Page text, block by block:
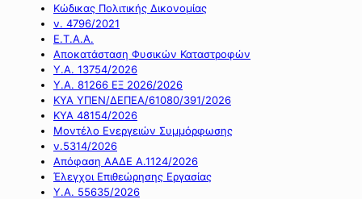
Κώδικας Πολιτικής Δικονομίας
ν. 4796/2021
Ε.Τ.Α.Α.
Αποκατάσταση Φυσικών Καταστροφών
Υ.Α. 13754/2026
Υ.Α. 81266 ΕΞ 2026/2026
ΚΥΑ ΥΠΕΝ/ΔΕΠΕΑ/61080/391/2026
ΚΥΑ 48154/2026
Μοντέλο Ενεργειών Συμμόρφωσης
ν.5314/2026
Απόφαση ΑΑΔΕ Α.1124/2026
Έλεγχοι Επιθεώρησης Εργασίας
Υ.Α. 55635/2026